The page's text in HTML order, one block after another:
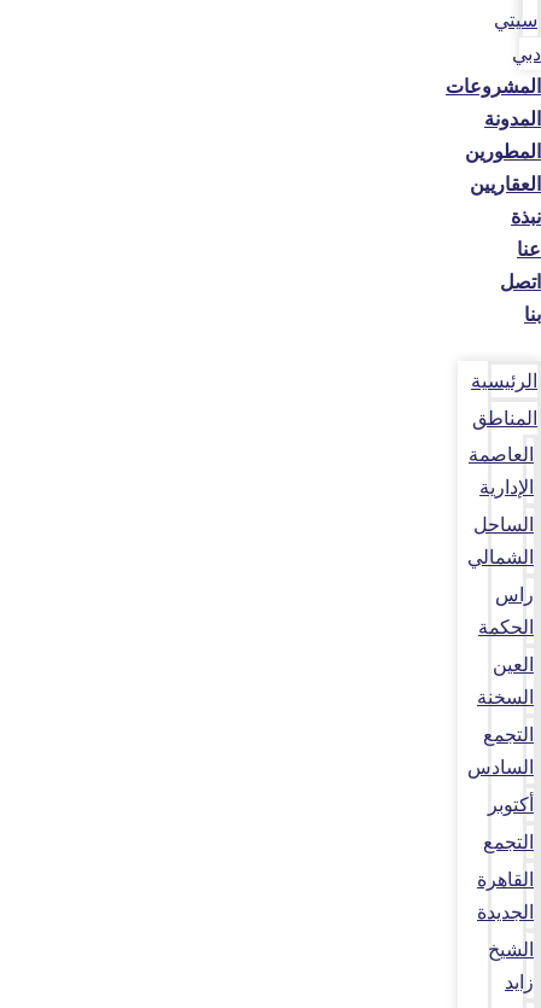
سيتي
دبي
المشروعات
المدونة
المطورين
العقاريين
نبذة
عنا
اتصل
بنا
الرئيسية
المناطق
العاصمة
الإدارية
الساحل
الشمالي
راس
الحكمة
العين
السخنة
التجمع
السادس
أكتوبر
التجمع
القاهرة
الجديدة
الشيخ
زايد